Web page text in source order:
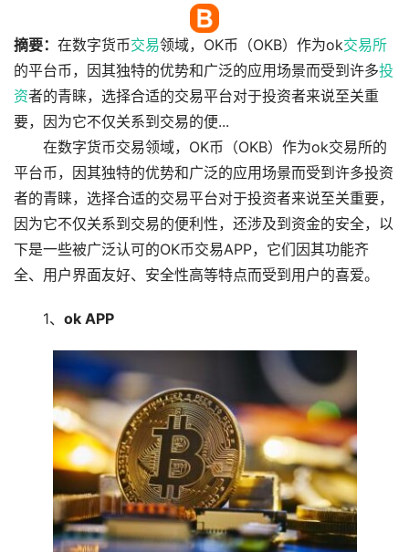
摘要： 在数字货币交易领域，OK币（OKB）作为ok交易所
的平台币，因其独特的优势和广泛的应用场景而受到许多投
资者的青睐，选择合适的交易平台对于投资者来说至关重
要，因为它不仅关系到交易的便...
在数字货币交易领域，OK币（OKB）作为ok交易所的
平台币，因其独特的优势和广泛的应用场景而受到许多投资
者的青睐，选择合适的交易平台对于投资者来说至关重要，
因为它不仅关系到交易的便利性，还涉及到资金的安全，以
下是一些被广泛认可的OK币交易APP，它们因其功能齐
全、用户界面友好、安全性高等特点而受到用户的喜爱。
1、 ok APP